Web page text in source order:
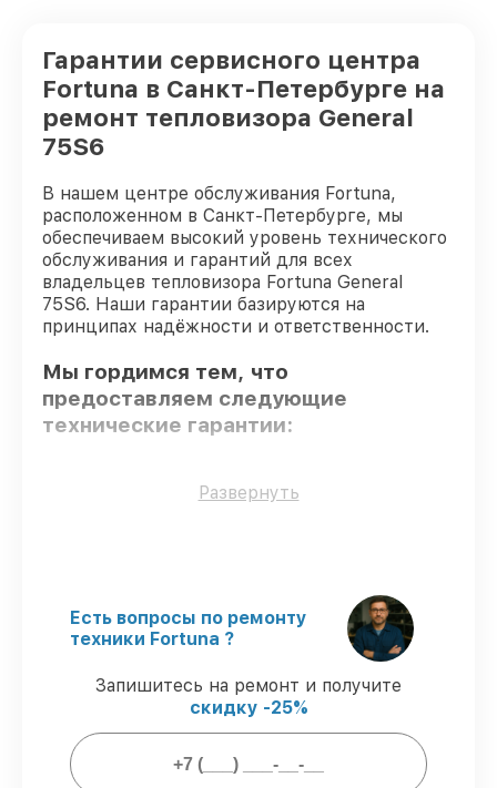
Гарантии сервисного центра
Fortuna в Санкт-Петербурге на
ремонт тепловизора General
75S6
В нашем центре обслуживания Fortuna,
расположенном в Санкт-Петербурге, мы
обеспечиваем высокий уровень технического
обслуживания и гарантий для всех
владельцев тепловизора Fortuna General
75S6. Наши гарантии базируются на
принципах надёжности и ответственности.
Мы гордимся тем, что
предоставляем следующие
технические гарантии:
Использование оригинальных
обучение и ежегодную аттестацию, что
подтверждает их уровень мастерства.
Выполнение работ вовремя
–
соблюдаем сроки починки тепловизора
General 75S6, согласованные с клиентом.
Гарантийное обслуживание
предоставляем официальное
гарантийное сопровождение после
восстановления.
Развернуть
Есть вопросы по ремонту
техники Fortuna ?
Запишитесь на ремонт и получите
скидку -25%